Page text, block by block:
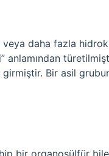
daha fazla
anlamından
girmiştir. Bir asil
bir organosülfür